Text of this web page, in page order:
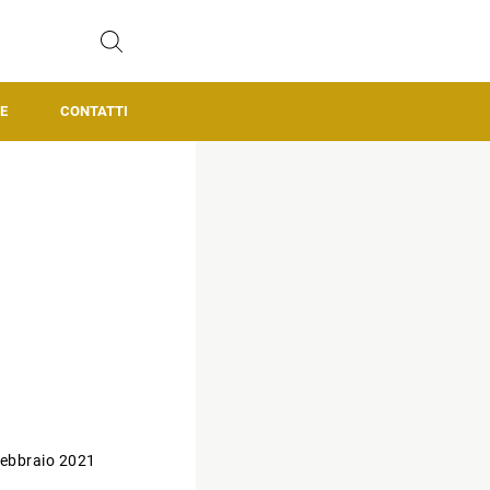
CONTATTI
2021